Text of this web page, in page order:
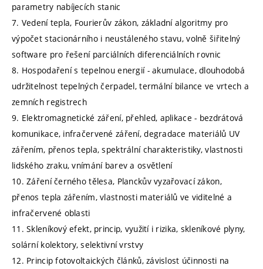
parametry nabíjecích stanic
7. Vedení tepla, Fourierův zákon, základní algoritmy pro
výpočet stacionárního i neustáleného stavu, volně šiřitelný
software pro řešení parciálních diferenciálních rovnic
8. Hospodaření s tepelnou energií - akumulace, dlouhodobá
udržitelnost tepelných čerpadel, termální bilance ve vrtech a
zemních registrech
9. Elektromagnetické záření, přehled, aplikace - bezdrátová
komunikace, infračervené záření, degradace materiálů UV
zářením, přenos tepla, spektrální charakteristiky, vlastnosti
lidského zraku, vnímání barev a osvětlení
10. Záření černého tělesa, Planckův vyzařovací zákon,
přenos tepla zářením, vlastnosti materiálů ve viditelné a
infračervené oblasti
11. Skleníkový efekt, princip, využití i rizika, skleníkové plyny,
solární kolektory, selektivní vrstvy
12. Princip fotovoltaických článků, závislost účinnosti na